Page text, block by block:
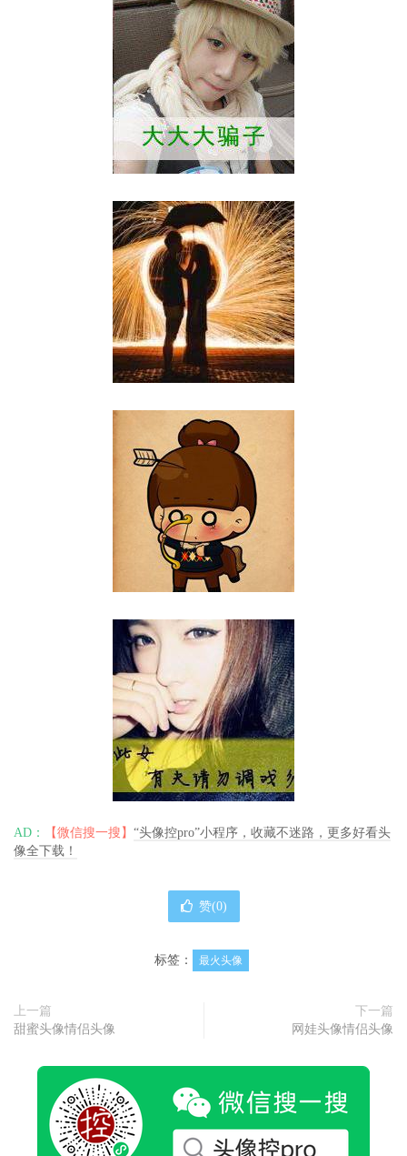
AD： 【微信搜一搜】 “头像控pro”小程序，收藏不迷路，更多好看头
像全下载！
赞(0)
标签： 最火头像
上一篇
甜蜜头像情侣头像
下一篇
网娃头像情侣头像